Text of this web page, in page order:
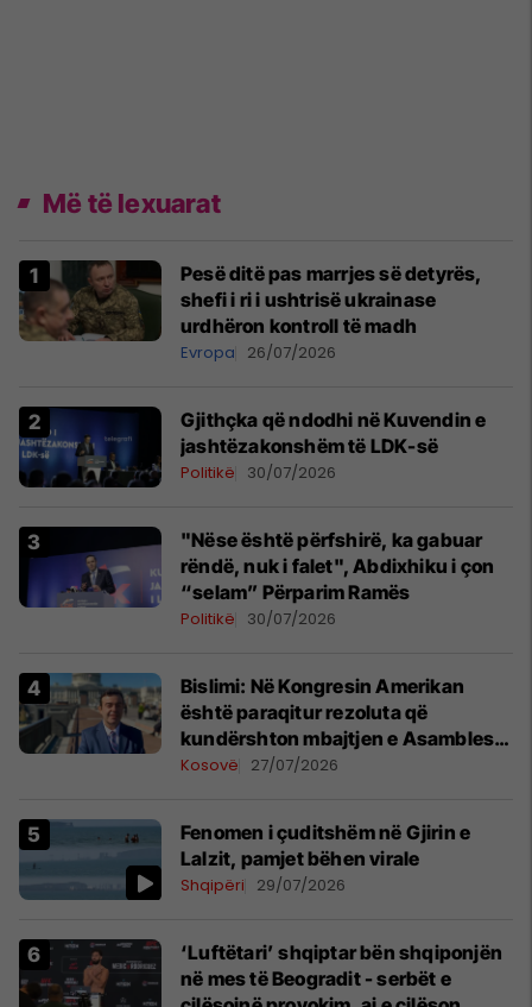
Më të lexuarat
Pesë ditë pas marrjes së detyrës,
shefi i ri i ushtrisë ukrainase
urdhëron kontroll të madh
Evropa 26/07/2026
Gjithçka që ndodhi në Kuvendin e
jashtëzakonshëm të LDK-së
Politikë 30/07/2026
"Nëse është përfshirë, ka gabuar
rëndë, nuk i falet", Abdixhiku i çon
“selam” Përparim Ramës
Politikë 30/07/2026
Bislimi: Në Kongresin Amerikan
është paraqitur rezoluta që
kundërshton mbajtjen e Asamblesë
Parlamentare të OSBE-së në
Kosovë 27/07/2026
Fenomen i çuditshëm në Gjirin e
Lalzit, pamjet bëhen virale
Shqipëri 29/07/2026
‘Luftëtari’ shqiptar bën shqiponjën
në mes të Beogradit - serbët e